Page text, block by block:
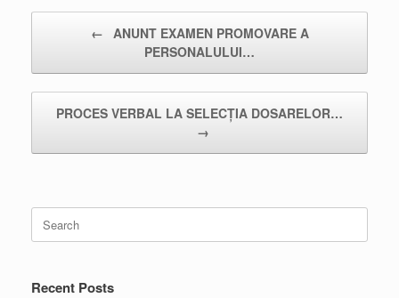
← ANUNT EXAMEN PROMOVARE A
PERSONALULUI…
PROCES VERBAL LA SELECȚIA DOSARELOR…
→
Search
for:
Recent Posts